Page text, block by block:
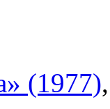
(1977)